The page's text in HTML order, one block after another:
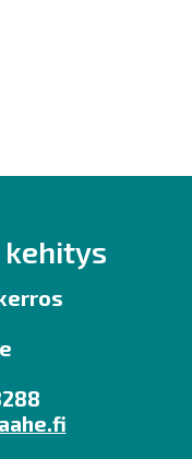
kehitys